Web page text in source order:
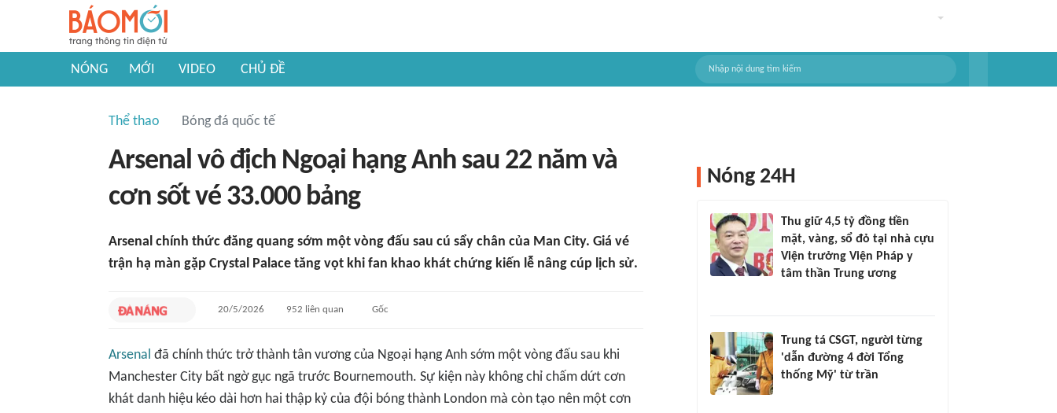
NÓNG MỚI VIDEO CHỦ ĐỀ
Thể thao Bóng đá quốc tế
Arsenal vô địch Ngoại hạng Anh sau 22 năm và
cơn sốt vé 33.000 bảng
Arsenal chính thức đăng quang sớm một vòng đấu sau cú sẩy chân của Man City. Giá vé
trận hạ màn gặp Crystal Palace tăng vọt khi fan khao khát chứng kiến lễ nâng cúp lịch sử.
20/5/2026 952 liên quan Gốc
Arsenal đã chính thức trở thành tân vương của Ngoại hạng Anh sớm một vòng đấu sau khi
Manchester City bất ngờ gục ngã trước Bournemouth. Sự kiện này không chỉ chấm dứt cơn
khát danh hiệu kéo dài hơn hai thập kỷ của đội bóng thành London mà còn tạo nên một cơn
Nóng 24H
Thu giữ 4,5 tỷ đồng tiền
mặt, vàng, sổ đỏ tại nhà cựu
Viện trưởng Viện Pháp y
tâm thần Trung ương
Trung tá CSGT, người từng
'dẫn đường 4 đời Tổng
thống Mỹ' từ trần